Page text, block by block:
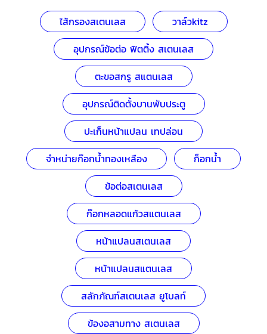
ไส้กรองสเตนเลส
วาล์วkitz
อุปกรณ์ข้อต่อ ฟิตติ้ง สเตนเลส
ตะขอสกรู สแตนเลส
อุปกรณ์ติดตั้งบานพับประตู
ปะเก็นหน้าแปลน เทปล่อน
จำหน่ายก๊อกน้ำทองเหลือง
ก็อกน้ำ
ข้อต่อสเตนเลส
ก๊อกหลอดแก้วสแตนเลส
หน้าแปลนสเตนเลส
หน้าแปลนสแตนเลส
สลักภัณฑ์สเตนเลส ยูโบลท์
ข้องอสามทาง สเตนเลส